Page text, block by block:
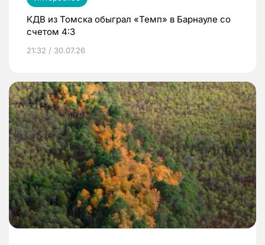
КДВ из Томска обыграл «Темп» в Барнауле со
счетом 4:3
21:32 / 30.07.26